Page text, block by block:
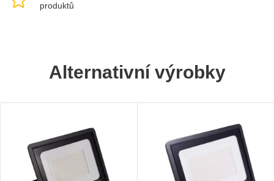
produktů
Alternativní výrobky